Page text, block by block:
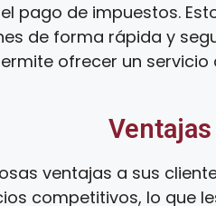
pago de impuestos.
de forma rápida y
ofrecer un servicio
Ventajas
ventajas a sus
competitivos, lo que